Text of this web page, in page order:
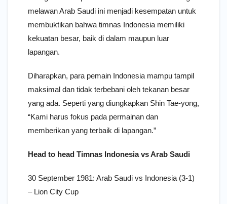
melawan Arab Saudi ini menjadi kesempatan untuk
membuktikan bahwa timnas Indonesia memiliki
kekuatan besar, baik di dalam maupun luar
lapangan.
Diharapkan, para pemain Indonesia mampu tampil
maksimal dan tidak terbebani oleh tekanan besar
yang ada. Seperti yang diungkapkan Shin Tae-yong,
“Kami harus fokus pada permainan dan
memberikan yang terbaik di lapangan.”
Head to head Timnas Indonesia vs Arab Saudi
30 September 1981: Arab Saudi vs Indonesia (3-1)
– Lion City Cup